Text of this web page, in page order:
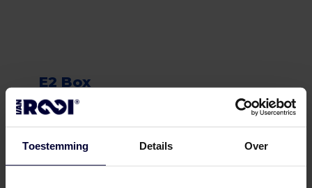
Toestemming Details Over
E2 Box